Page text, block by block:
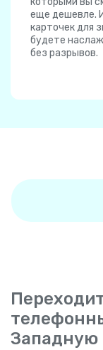
еще дешевле.
карточек для
будете
без разрывов.
Западную